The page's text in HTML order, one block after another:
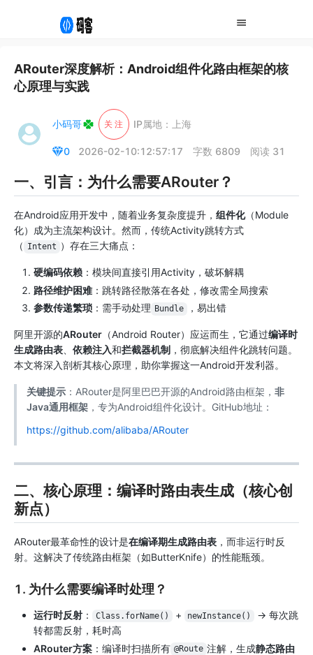
ARouter深度解析：Android组件化路由框架的核
心原理与实践
小码哥 关 注 IP属地：上海
0 2026-02-10:12:57:17 字数 6809 阅读 31
一、引言：为什么需要ARouter？
在Android应用开发中，随着业务复杂度提升， 组件化（Module
化）成为主流架构设计。然而，传统Activity跳转方式
（ Intent ）存在三大痛点：
硬编码依赖 ：模块间直接引用Activity，破坏解耦
路径维护困难：跳转路径散落在各处，修改需全局搜索
参数传递繁琐 ：需手动处理 Bundle ，易出错
阿里开源的ARouter （Android Router）应运而生，它通过编译时
生成路由表
依赖注入和拦截器机制 ，彻底解决组件化跳转问题。
本文将深入剖析其核心原理，助你掌握这一Android开发利器。
关键提示：ARouter是阿里巴巴开源的Android路由框架， 非
Java通用框架，专为Android组件化设计。GitHub地址：
https://github.com/alibaba/ARouter
二、核心原理：编译时路由表生成（核心创
新点）
ARouter最革命性的设计是在编译期生成路由表 ，而非运行时反
射。这解决了传统路由框架（如ButterKnife）的性能瓶颈。
1. 为什么需要编译时处理？
运行时反射 ： Class.forName() + newInstance()
→ 每次跳
转都需反射，耗时高
ARouter方案 ：编译时扫描所有 @Route 注解，生成静态路由